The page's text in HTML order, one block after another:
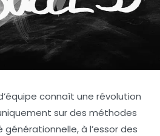
connaît une révolution
sur des méthodes
à l’essor des